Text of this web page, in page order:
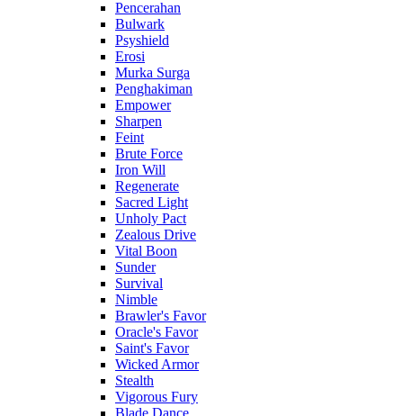
Pencerahan
Bulwark
Psyshield
Erosi
Murka Surga
Penghakiman
Empower
Sharpen
Feint
Brute Force
Iron Will
Regenerate
Sacred Light
Unholy Pact
Zealous Drive
Vital Boon
Sunder
Survival
Nimble
Brawler's Favor
Oracle's Favor
Saint's Favor
Wicked Armor
Stealth
Vigorous Fury